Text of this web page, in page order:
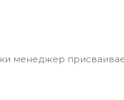
менеджер